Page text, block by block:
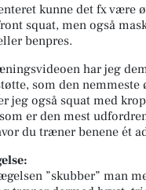
kunne det fx være
squat, men også
benpres.
har jeg
som den nemmeste
jeg også squat med
er den mest
du træner benene ét
”skubber” man